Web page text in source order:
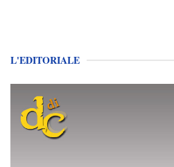
L'EDITORIALE